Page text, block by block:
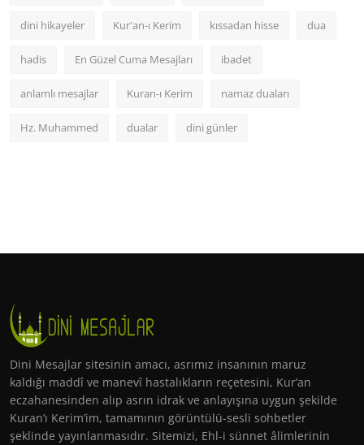
dini hikayeler Kur'an-ı Kerim kıssadan hisse dua
hadis En Güzel Cuma Mesajları ibadet
anlamlı mesajlar Kuran-ı Kerim namaz duaları
Hz. Muhammed dualar dini günler
Dini Mesajlar sitesinin amacı, asrımız insanının maruz
kaldığı maddî ve manevî hastalıkların reçetesini, Kur’an
eczahanesinden alıp asrın idrak ve anlayışına uygun şekilde
Kuran’ı Kerim’im, tamamının görüntülü-sesli sohbetler
şeklinde yayınlanmasıdır. Sitemizi, Ehl-i sünnet âlimlerinin